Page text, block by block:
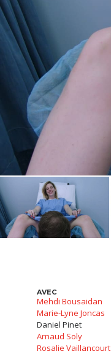
AVEC
Mehdi Bousaidan
Marie-Lyne Joncas
Daniel Pinet
Arnaud Soly
Rosalie Vaillancourt